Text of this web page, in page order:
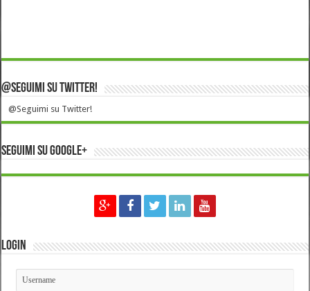
@Seguimi su Twitter!
@Seguimi su Twitter!
Seguimi su Google+
Login